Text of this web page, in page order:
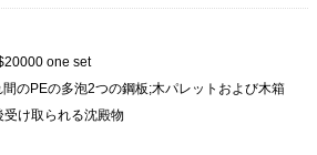
one set
間のPEの多泡2つの鋼板;木パレットおよび木箱
受け取られる沈殿物